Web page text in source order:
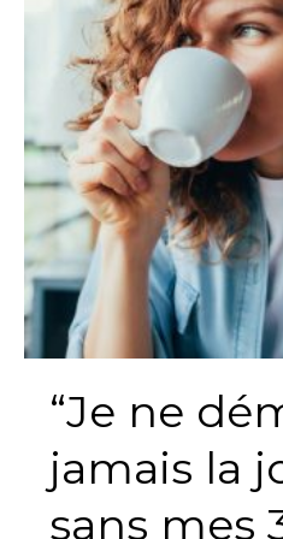
“Je ne
jamais la
sans mes
journée
sans
cafés”
:
votre
cortisol
était
déréglé
?